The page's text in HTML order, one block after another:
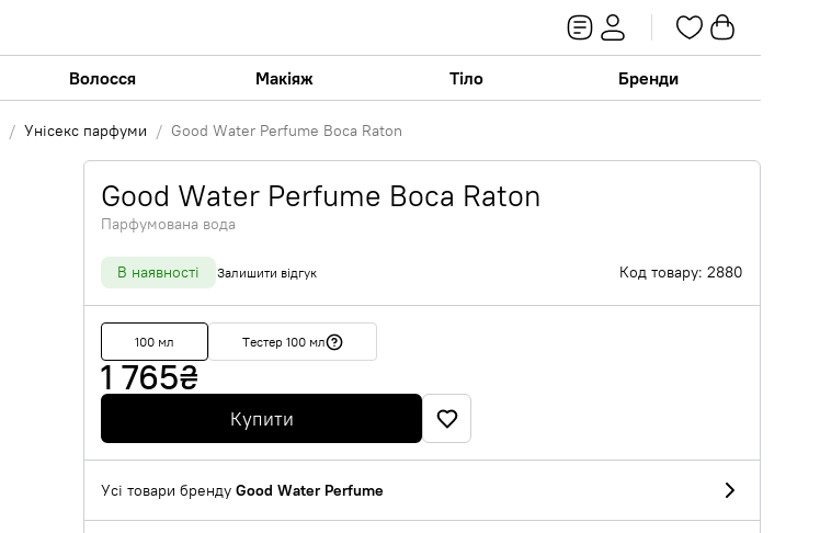
Волосся Макіяж Тіло Бренди
Унісекс парфуми Good Water Perfume Boca Raton
Good Water Perfume Boca Raton
Парфумована вода
В наявності Залишити відгук Код товару: 2880
100 мл Тестер 100 мл
1 765₴
Купити
Усі товари бренду Good Water Perfume